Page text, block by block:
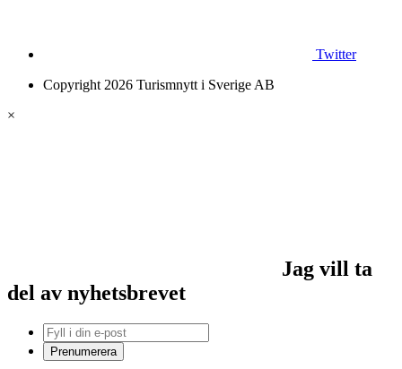
Twitter
Copyright 2026 Turismnytt i Sverige AB
×
Jag vill ta
del av nyhetsbrevet
Prenumerera